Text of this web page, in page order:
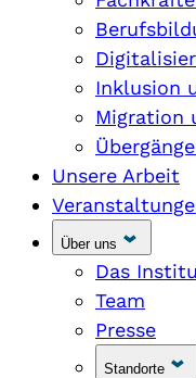
Inklusion
Migration
Unsere Arbeit
Über uns
Das
Team
Presse
Standorte